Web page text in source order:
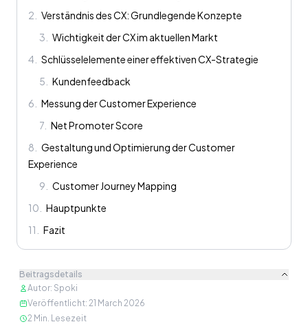
2
Verständnis des CX: Grundlegende Konzepte
3
Wichtigkeit der CX im aktuellen Markt
4
Schlüsselelemente einer effektiven CX-Strategie
5
Kundenfeedback
6
Messung der Customer Experience
7 Net Promoter Score
8
Gestaltung und Optimierung der Customer
Experience
9
Customer Journey Mapping
10
Hauptpunkte
11
Fazit
Beitragsdetails
Autor: Spoki
Veröffentlicht: 21 March 2026
2 Min. Lesezeit